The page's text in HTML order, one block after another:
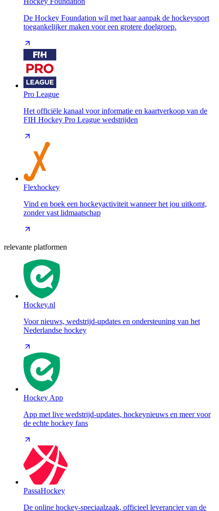
De Hockey Foundation wil met haar aanpak de hockeysport
toegankelijker maken voor een grotere doelgroep.
Pro League
Het officiële kanaal voor informatie en kaartverkoop van de
FIH Hockey Pro League wedstrijden
Flexhockey
Vind en boek een hockeyactiviteit wanneer het jou uitkomt,
zonder vast lidmaatschap
relevante platformen
Hockey.nl
Voor nieuws, wedstrijd-updates en ondersteuning van het
Nederlandse hockey
Hockey App
App met live wedstrijd-updates, hockeynieuws en meer voor
de echte hockey fans
PassaHockey
De online hockey-speciaalzaak, officieel leverancier van de